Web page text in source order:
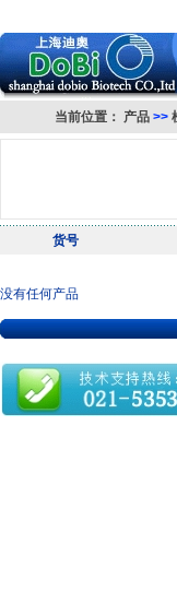
当前位置： 产品 >>
货号
没有任何产品